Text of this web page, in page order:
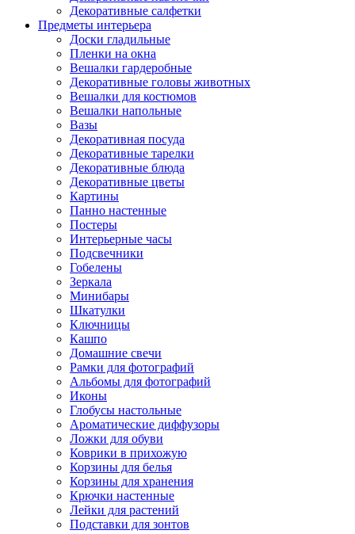
Декоративные салфетки
Предметы интерьера
Доски гладильные
Пленки на окна
Вешалки гардеробные
Декоративные головы животных
Вешалки для костюмов
Вешалки напольные
Вазы
Декоративная посуда
Декоративные тарелки
Декоративные блюда
Декоративные цветы
Картины
Панно настенные
Постеры
Интерьерные часы
Подсвечники
Гобелены
Зеркала
Минибары
Шкатулки
Ключницы
Кашпо
Домашние свечи
Рамки для фотографий
Альбомы для фотографий
Иконы
Глобусы настольные
Ароматические диффузоры
Ложки для обуви
Коврики в прихожую
Корзины для белья
Корзины для хранения
Крючки настенные
Лейки для растений
Подставки для зонтов